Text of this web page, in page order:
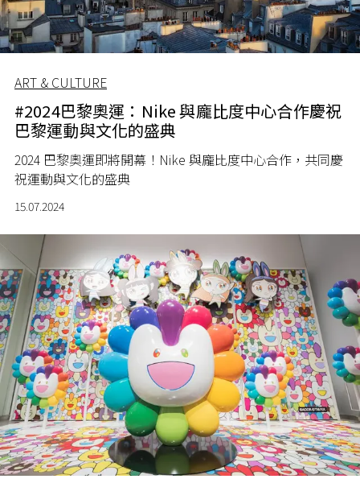
ART & CULTURE
#2024巴黎奧運：Nike 與龐比度中心合作慶祝
巴黎運動與文化的盛典
2024 巴黎奧運即將開幕！ Nike 與龐比度中心合作，共同慶
祝運動與文化的盛典
15.07.2024